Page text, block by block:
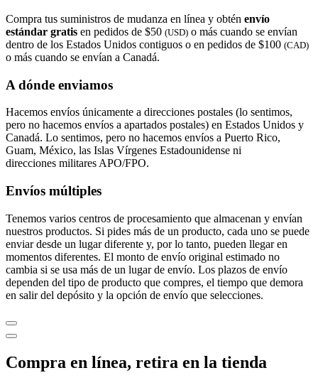
Compra tus suministros de mudanza en línea y obtén envío
estándar gratis en pedidos de $50 (USD) o más cuando se envían
dentro de los Estados Unidos contiguos o en pedidos de $100 (CAD)
o más cuando se envían a Canadá.
A dónde enviamos
Hacemos envíos únicamente a direcciones postales (lo sentimos,
pero no hacemos envíos a apartados postales) en Estados Unidos y
Canadá. Lo sentimos, pero no hacemos envíos a Puerto Rico,
Guam, México, las Islas Vírgenes Estadounidense ni
direcciones militares APO/FPO.
Envíos múltiples
Tenemos varios centros de procesamiento que almacenan y envían
nuestros productos. Si pides más de un producto, cada uno se puede
enviar desde un lugar diferente y, por lo tanto, pueden llegar en
momentos diferentes. El monto de envío original estimado no
cambia si se usa más de un lugar de envío. Los plazos de envío
dependen del tipo de producto que compres, el tiempo que demora
en salir del depósito y la opción de envío que selecciones.
Compra en línea, retira en la tienda